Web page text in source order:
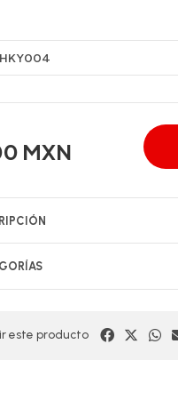
MXN
este producto